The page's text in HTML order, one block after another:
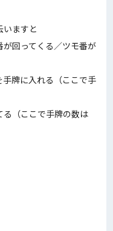
いますと
が回ってくる／ツモ番が
手牌に入れる（ここで手
る（ここで手牌の数は